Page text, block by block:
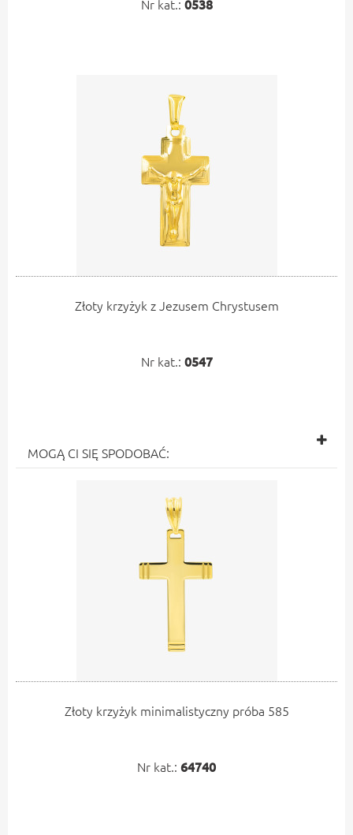
Nr kat.: 0538
Złoty krzyżyk z Jezusem Chrystusem
Nr kat.: 0547
MOGĄ CI SIĘ SPODOBAĆ:
Złoty krzyżyk minimalistyczny próba 585
Nr kat.: 64740